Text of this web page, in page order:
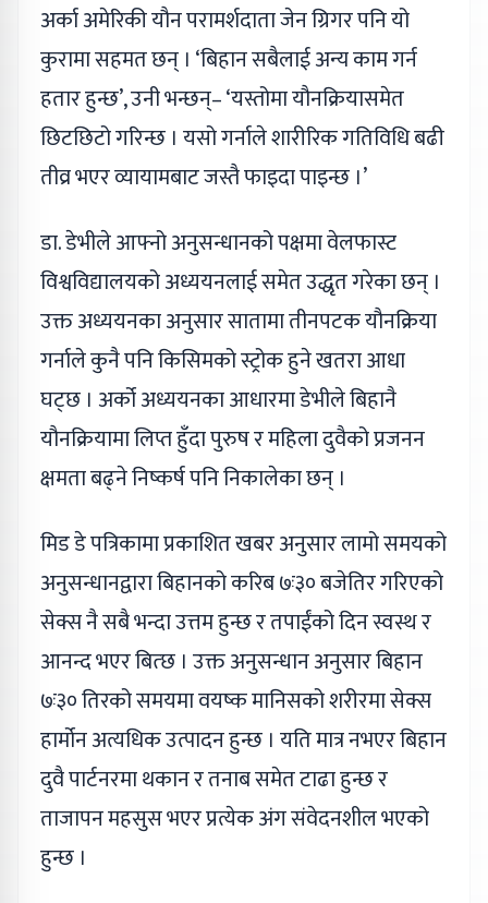
अर्का अमेरिकी यौन परामर्शदाता जेन ग्रिगर पनि यो
कुरामा सहमत छन् । ‘बिहान सबैलाई अन्य काम गर्न
हतार हुन्छ’, उनी भन्छन्– ‘यस्तोमा यौनक्रियासमेत
छिटछिटो गरिन्छ । यसो गर्नाले शारीरिक गतिविधि बढी
तीव्र भएर व्यायामबाट जस्तै फाइदा पाइन्छ ।’
डा. डेभीले आफ्नो अनुसन्धानको पक्षमा वेलफास्ट
विश्वविद्यालयको अध्ययनलाई समेत उद्धृत गरेका छन् ।
उक्त अध्ययनका अनुसार सातामा तीनपटक यौनक्रिया
गर्नाले कुनै पनि किसिमको स्ट्रोक हुने खतरा आधा
घट्छ । अर्को अध्ययनका आधारमा डेभीले बिहानै
यौनक्रियामा लिप्त हुँदा पुरुष र महिला दुवैको प्रजनन
क्षमता बढ्ने निष्कर्ष पनि निकालेका छन् ।
मिड डे पत्रिकामा प्रकाशित खबर अनुसार लामो समयको
अनुसन्धानद्वारा बिहानको करिब ७ः३० बजेतिर गरिएको
सेक्स नै सबै भन्दा उत्तम हुन्छ र तपाईंको दिन स्वस्थ र
आनन्द भएर बित्छ । उक्त अनुसन्धान अनुसार बिहान
७ः३० तिरको समयमा वयष्क मानिसको शरीरमा सेक्स
हार्मोन अत्यधिक उत्पादन हुन्छ । यति मात्र नभएर बिहान
दुवै पार्टनरमा थकान र तनाब समेत टाढा हुन्छ र
ताजापन महसुस भएर प्रत्येक अंग संवेदनशील भएको
हुन्छ ।